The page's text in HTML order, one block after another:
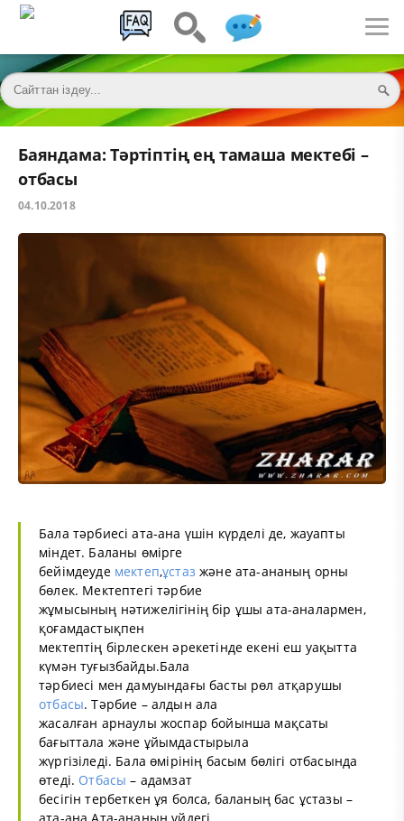
Баяндама: Тәртіптің ең тамаша мектебі –
отбасы
04.10.2018
Бала тәрбиесі ата-ана үшін күрделі де, жауапты
міндет. Баланы өмірге
бейімдеуде мектеп,ұстаз және ата-ананың орны
бөлек. Мектептегі тәрбие
жұмысының нәтижелігінің бір ұшы ата-аналармен,
қоғамдастықпен
мектептің бірлескен әрекетінде екені еш уақытта
күмән туғызбайды.Бала
тәрбиесі мен дамуындағы басты рөл атқарушы
отбасы. Тәрбие – алдын ала
жасалған арнаулы жоспар бойынша мақсаты
бағыттала және ұйымдастырыла
жүргізіледі. Бала өмірінің басым бөлігі отбасында
өтеді. Отбасы – адамзат
бесігін тербеткен ұя болса, баланың бас ұстазы –
ата-ана.Ата-ананың үйдегі